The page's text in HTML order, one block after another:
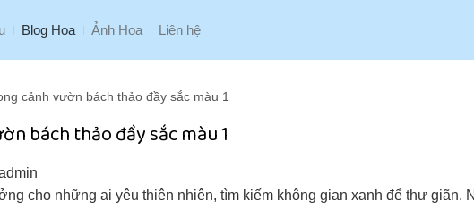
Blog Hoa Ảnh Hoa Liên hệ
cảnh vườn bách thảo đầy sắc màu 1
bách thảo đầy sắc màu 1
cho những ai yêu thiên nhiên, tìm kiếm không gian xanh để thư giãn.